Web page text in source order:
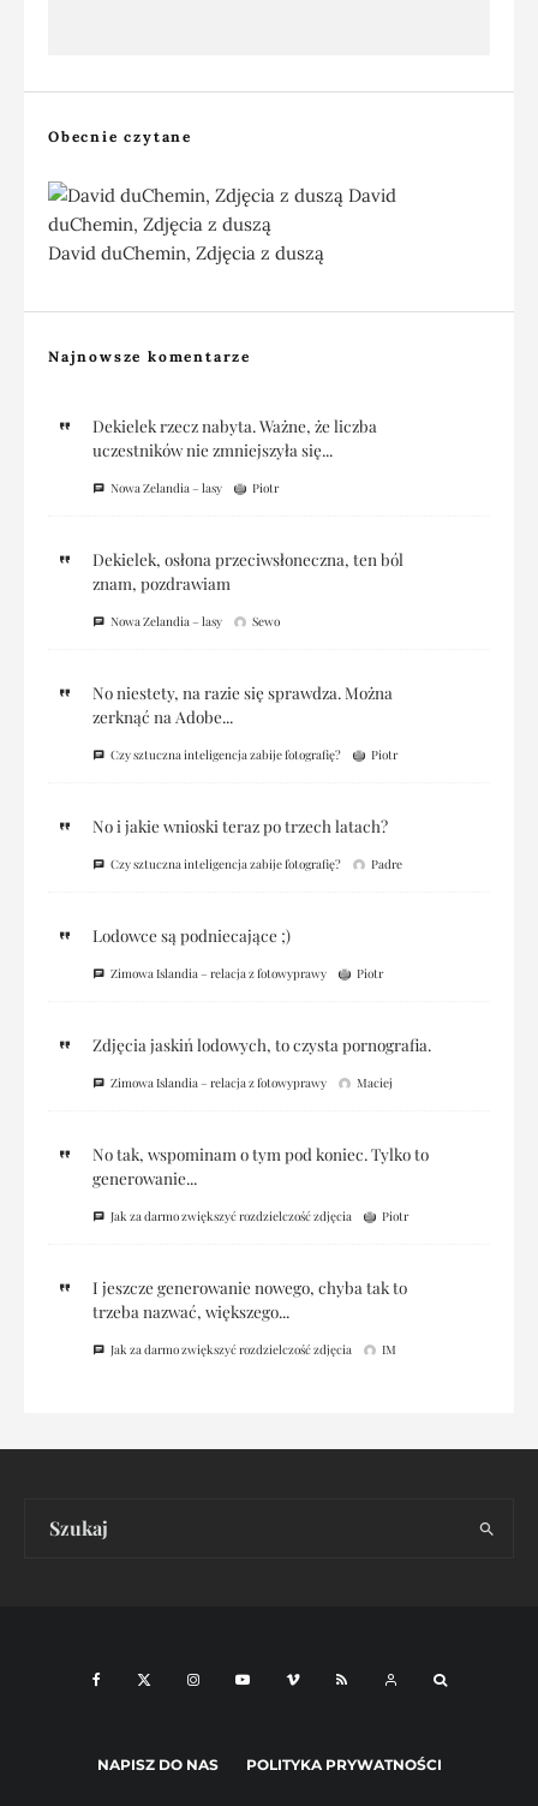
krajobrazowej, albo spotkanie z wydmą
Obecnie czytane
David duChemin, Zdjęcia z duszą
Najnowsze komentarze
Dekielek rzecz nabyta. Ważne, że liczba
uczestników nie zmniejszyła się...
Nowa Zelandia – lasy Piotr
Dekielek, osłona przeciwsłoneczna, ten ból
znam, pozdrawiam
Nowa Zelandia – lasy Sewo
No niestety, na razie się sprawdza. Można
zerknąć na Adobe...
Czy sztuczna inteligencja zabije fotografię? Piotr
No i jakie wnioski teraz po trzech latach?
Czy sztuczna inteligencja zabije fotografię? Padre
Lodowce są podniecające ;)
Zimowa Islandia – relacja z fotowyprawy Piotr
Zdjęcia jaskiń lodowych, to czysta pornografia.
Zimowa Islandia – relacja z fotowyprawy Maciej
No tak, wspominam o tym pod koniec. Tylko to
generowanie...
Jak za darmo zwiększyć rozdzielczość zdjęcia Piotr
I jeszcze generowanie nowego, chyba tak to
trzeba nazwać, większego...
Jak za darmo zwiększyć rozdzielczość zdjęcia IM
NAPISZ DO NAS POLITYKA PRYWATNOŚCI